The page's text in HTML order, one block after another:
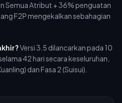
Semua Atribut + 36% penguatan
F2P mengekalkan sebahagian
Versi 3.5 dilancarkan pada 10
42 hari secara keseluruhan,
dan Fasa 2 (Suisui).